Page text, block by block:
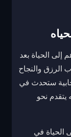
إلى الحياة بعد
الرزق والنجاح
ستحدث في
يتقدم نحو
الحياة في